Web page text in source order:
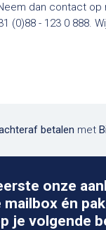
dan contact op
(0)88 - 123 0 888.
betalen met
onze
mailbox én
je volgende